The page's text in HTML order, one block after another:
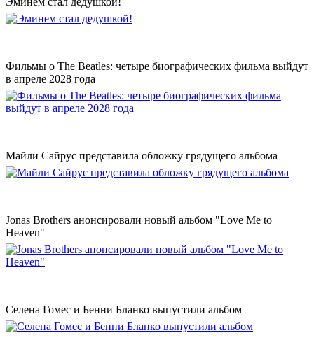
Фильмы о The Beatles: четыре биографических фильма выйдут
в апреле 2028 года
Майли Сайрус представила обложку грядущего альбома
Jonas Brothers анонсировали новый альбом "Love Me to
Heaven"
Селена Гомес и Бенни Бланко выпустили альбом